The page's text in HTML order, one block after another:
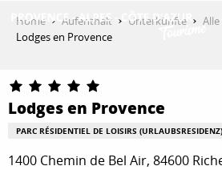
contenu
ENTDECKEN
AKTIVITÄTEN
Home Aufenthalt Unterkünfte
Lodges en Provence
Lodges en Provence
PARC RÉSIDENTIEL DE LOISIRS (URLAUBSRESIDENZ)
1400 Chemin de Bel Air, 84600